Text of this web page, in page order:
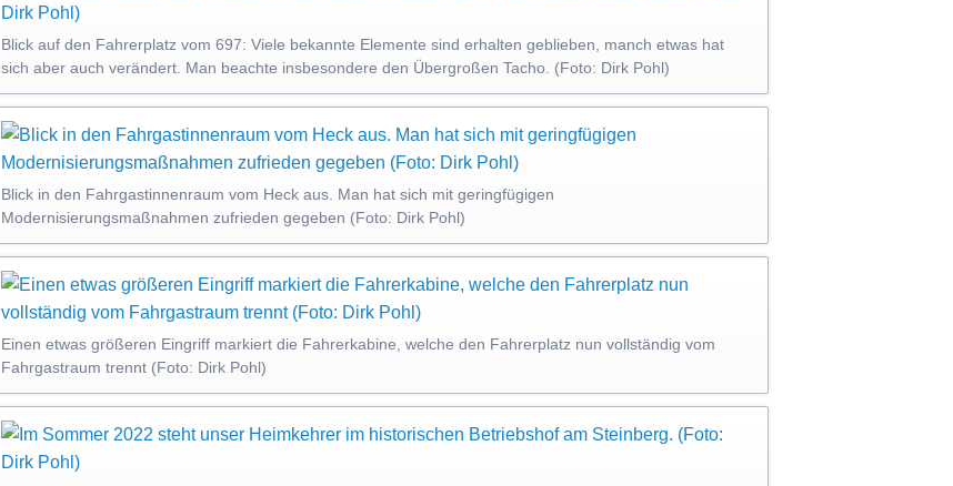
Blick auf den Fahrerplatz vom 697: Viele bekannte Elemente sind erhalten geblieben, manch etwas hat
sich aber auch verändert. Man beachte insbesondere den Übergroßen Tacho. (Foto: Dirk Pohl)
Blick in den Fahrgastinnenraum vom Heck aus. Man hat sich mit geringfügigen
Modernisierungsmaßnahmen zufrieden gegeben (Foto: Dirk Pohl)
Einen etwas größeren Eingriff markiert die Fahrerkabine, welche den Fahrerplatz nun vollständig vom
Fahrgastraum trennt (Foto: Dirk Pohl)